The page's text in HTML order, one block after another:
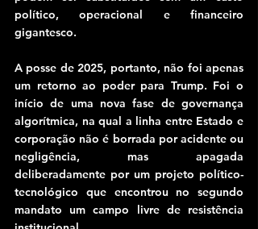
político, operacional e financeiro
gigantesco.
A posse de 2025, portanto, não foi apenas
um retorno ao poder para Trump. Foi o
início de uma nova fase de governança
algorítmica, na qual a linha entre Estado e
corporação não é borrada por acidente ou
negligência, mas apagada
deliberadamente por um projeto político-
tecnológico que encontrou no segundo
mandato um campo livre de resistência